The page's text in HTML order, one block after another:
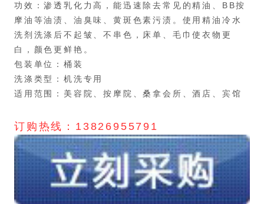
功效：渗透乳化力高，能迅速除去常见的精油、BB按
摩油等油渍、油臭味、黄斑色素污渍。使用精油冷水
洗剂洗涤后不起皱、不串色，床单、毛巾使衣物更
白，颜色更鲜艳。
包装单位：桶装
洗涤类型：机洗专用
适用范围：美容院、按摩院、桑拿会所、酒店、宾馆
订购热线：13826955791